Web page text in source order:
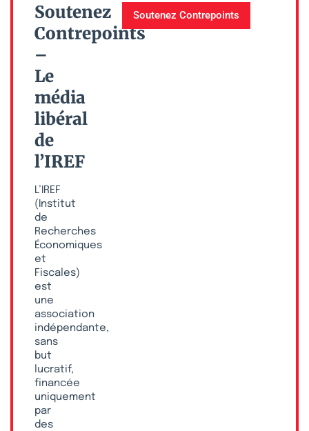
Soutenez
Contrepoints
–
Le
média
libéral
de
l’IREF
L’IREF
(Institut
de
Recherches
Économiques
et
Fiscales)
est
une
association
indépendante,
sans
but
lucratif,
financée
uniquement
par
des
Soutenez Contrepoints